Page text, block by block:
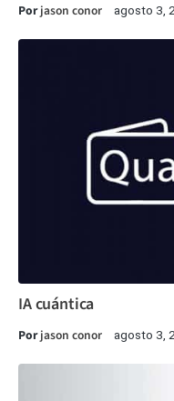
Porjason conor agosto 3,
IA cuántica
Porjason conor agosto 3,